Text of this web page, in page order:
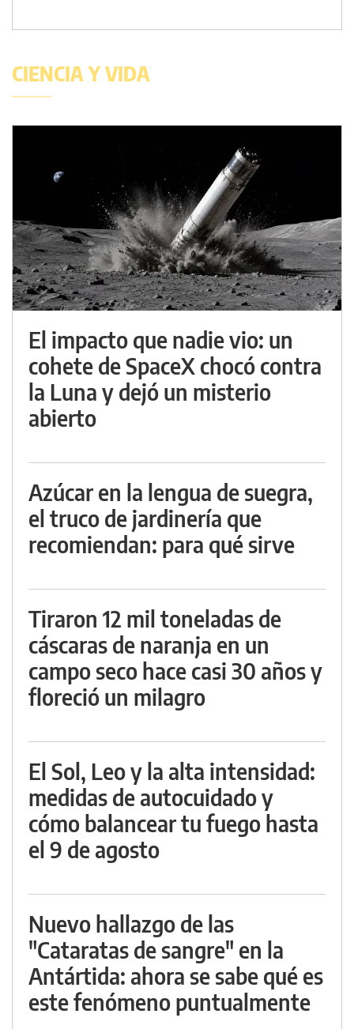
CIENCIA Y VIDA
El impacto que nadie vio: un
cohete de SpaceX chocó contra
la Luna y dejó un misterio
abierto
Azúcar en la lengua de suegra,
el truco de jardinería que
recomiendan: para qué sirve
Tiraron 12 mil toneladas de
cáscaras de naranja en un
campo seco hace casi 30 años y
floreció un milagro
El Sol, Leo y la alta intensidad:
medidas de autocuidado y
cómo balancear tu fuego hasta
el 9 de agosto
Nuevo hallazgo de las
"Cataratas de sangre" en la
Antártida: ahora se sabe qué es
este fenómeno puntualmente